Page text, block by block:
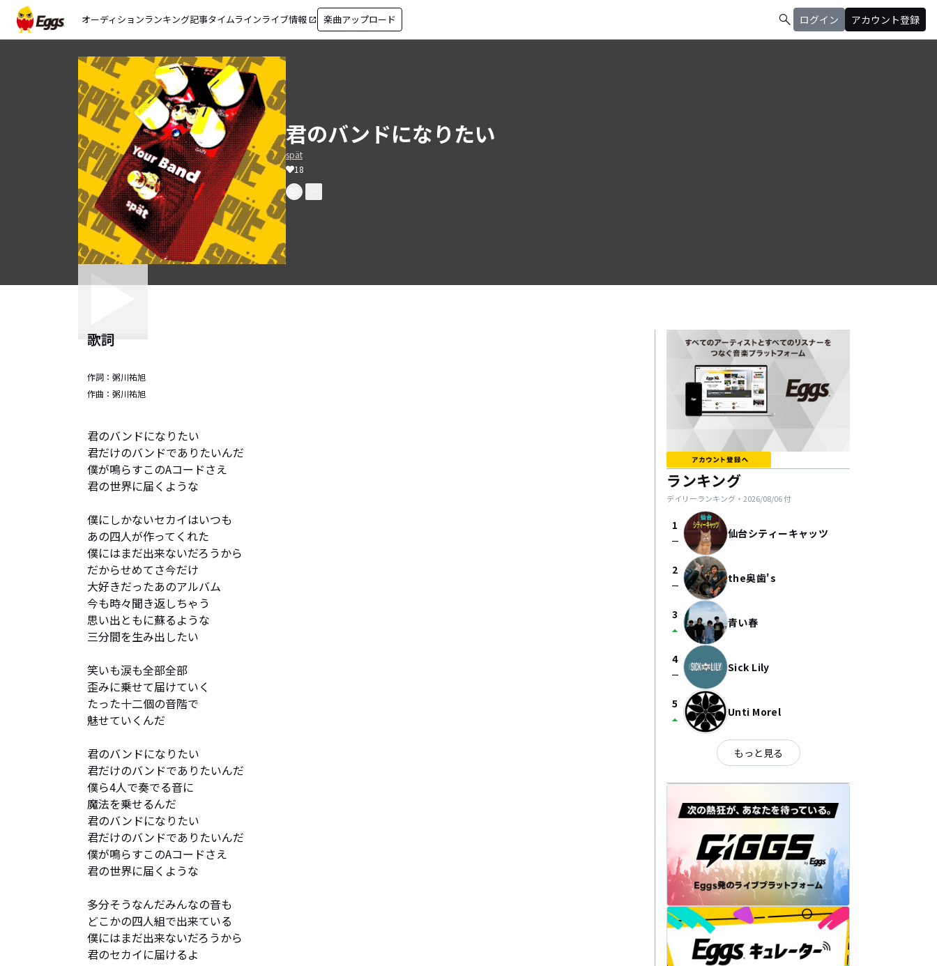
オーディションランキング記事タイムラインライブ情報 open_in_new 楽曲アップロード search ログイン アカウント登録
君のバンドになりたい
spät
18
歌詞
作詞： 粥川祐旭
作曲： 粥川祐旭
君のバンドになりたい
君だけのバンドでありたいんだ
僕が鳴らすこのAコードさえ
君の世界に届くような
僕にしかないセカイはいつも
あの四人が作ってくれた
僕にはまだ出来ないだろうから
だからせめてさ今だけ
大好きだったあのアルバム
今も時々聞き返しちゃう
思い出ともに蘇るような
三分間を生み出したい
笑いも涙も全部全部
歪みに乗せて届けていく
たった十二個の音階で
魅せていくんだ
君のバンドになりたい
君だけのバンドでありたいんだ
僕ら4人で奏でる音に
魔法を乗せるんだ
君のバンドになりたい
君だけのバンドでありたいんだ
僕が鳴らすこのAコードさえ
君の世界に届くような
多分そうなんだみんなの音も
どこかの四人組で出来ている
僕にはまだ出来ないだろうから
君のセカイに届けるよ
ランキング
デイリーランキング・ 2026/08/06付
1
check_indeterminate_small 仙台シティーキャッツ
2
check_indeterminate_small the奥歯's
3
arrow_drop_up 青い春
4
check_indeterminate_small Sick Lily
5
arrow_drop_up Unti Morel
もっと見る